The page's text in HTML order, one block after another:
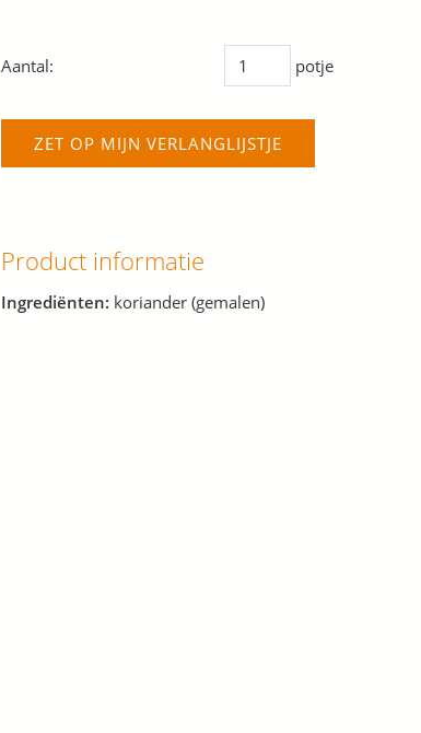
Aantal: potje
ZET OP MIJN VERLANGLIJSTJE
Product informatie
Ingrediënten: koriander (gemalen)